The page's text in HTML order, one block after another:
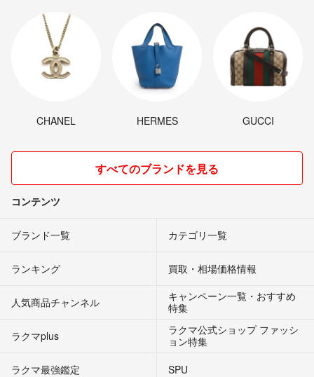
CHANEL HERMES GUCCI
すべてのブランドを見る
コンテンツ
ブランド一覧 カテゴリ一覧
ランキング 買取・相場価格情報
人気商品チャンネル
キャンペーン一覧・おすすめ
特集
ラクマplus
ラクマ公式ショップ ファッシ
ョン特集
ラクマ最強鑑定
SPU